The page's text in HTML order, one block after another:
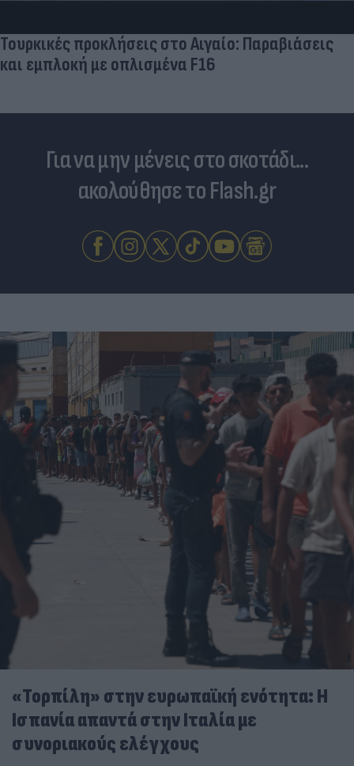
Τουρκικές προκλήσεις στο Αιγαίο: Παραβιάσεις
και εμπλοκή με οπλισμένα F16
Για να μην μένεις στο σκοτάδι...
ακολούθησε το Flash.gr
«Τορπίλη» στην ευρωπαϊκή ενότητα: Η
Ισπανία απαντά στην Ιταλία με
συνοριακούς ελέγχους